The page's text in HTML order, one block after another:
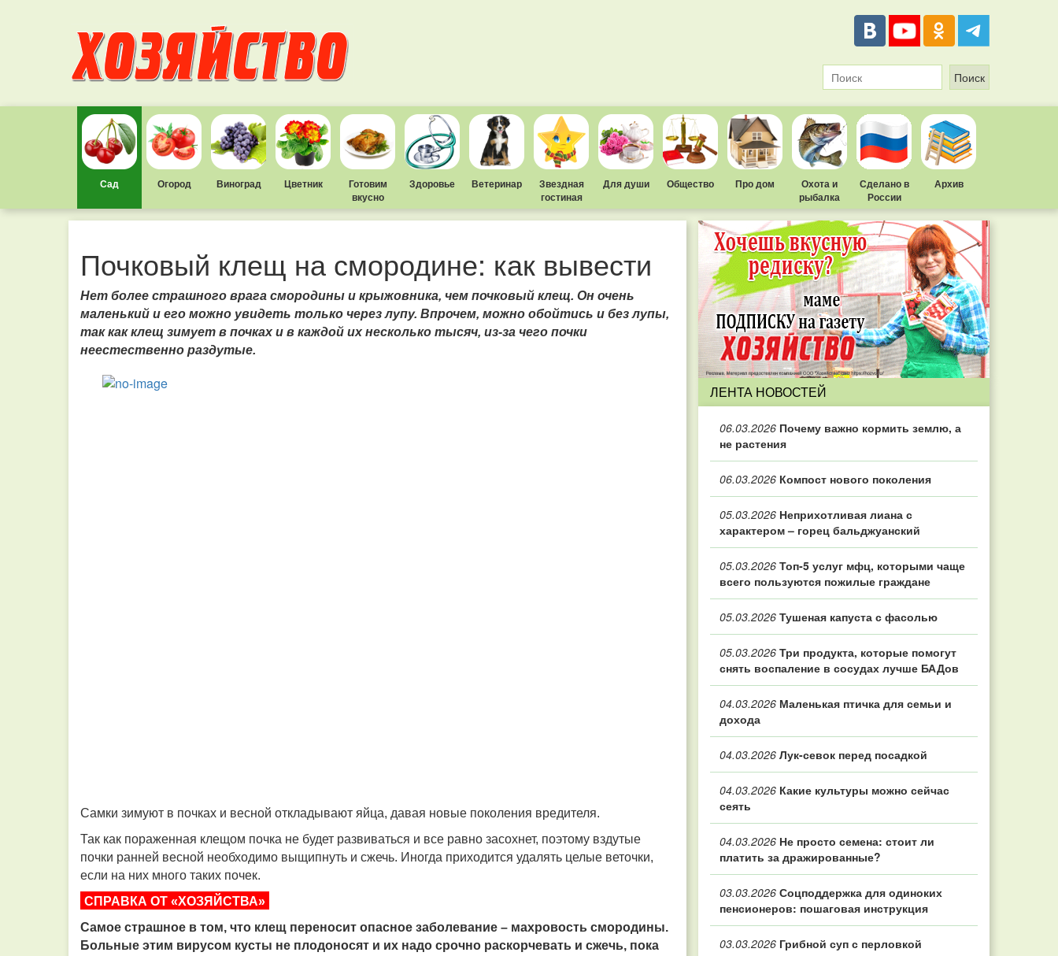
Сад Огород Виноград Цветник
Готовим
вкусно
Здоровье Ветеринар
Звездная
гостиная
Для души Общество Про дом
Охота и
рыбалка
Сделано в
России
Архив
Почковый клещ на смородине: как вывести
Нет более страшного врага смородины и крыжовника, чем почковый клещ. Он очень
маленький и его можно увидеть только через лупу. Впрочем, можно обойтись и без лупы,
так как клещ зимует в почках и в каждой их несколько тысяч, из-за чего почки
неестественно раздутые.
Самки зимуют в почках и весной откладывают яйца, давая новые поколения вредителя.
Так как пораженная клещом почка не будет развиваться и все равно засохнет, поэтому вздутые
почки ранней весной необходимо выщипнуть и сжечь. Иногда приходится удалять целые веточки,
если на них много таких почек.
СПРАВКА ОТ «ХОЗЯЙСТВА»
Самое страшное в том, что клещ переносит опасное заболевание – махровость смородины.
Больные этим вирусом кусты не плодоносят и их надо срочно раскорчевать и сжечь, пока
ЛЕНТА НОВОСТЕЙ
06.03.2026 Почему важно кормить землю, а
не растения
06.03.2026 Компост нового поколения
05.03.2026 Неприхотливая лиана с
характером – горец бальджуанский
05.03.2026 Топ‑5 услуг мфц, которыми чаще
всего пользуются пожилые граждане
05.03.2026 Тушеная капуста с фасолью
05.03.2026 Три продукта, которые помогут
снять воспаление в сосудах лучше БАДов
04.03.2026 Маленькая птичка для семьи и
дохода
04.03.2026 Лук-севок перед посадкой
04.03.2026 Какие культуры можно сейчас
сеять
04.03.2026 Не просто семена: стоит ли
платить за дражированные?
03.03.2026 Соцподдержка для одиноких
пенсионеров: пошаговая инструкция
03.03.2026 Грибной суп с перловкой